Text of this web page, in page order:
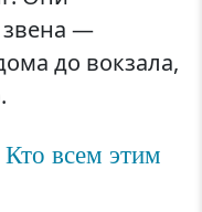
звена —
до вокзала,
всем этим